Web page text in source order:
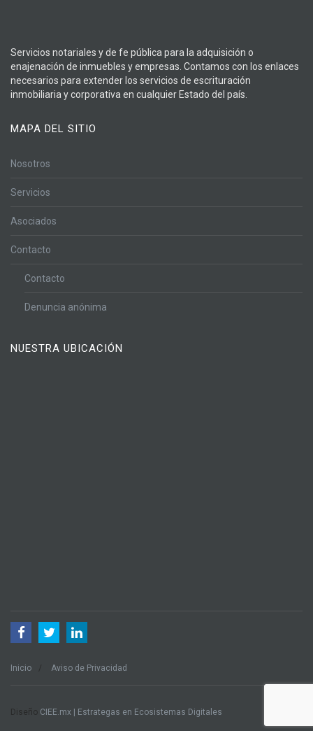
Servicios notariales y de fe pública para la adquisición o
enajenación de inmuebles y empresas. Contamos con los enlaces
necesarios para extender los servicios de escrituración
inmobiliaria y corporativa en cualquier Estado del país.
MAPA DEL SITIO
Nosotros
Servicios
Asociados
Contacto
Contacto
Denuncia anónima
NUESTRA UBICACIÓN
Inicio Aviso de Privacidad
Diseño CIEE.mx | Estrategas en Ecosistemas Digitales